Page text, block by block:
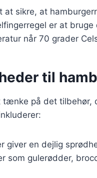
sikre, at
er at bruge
når 70 grader
til
tænke på det tilbehør,
giver en dejlig
som gulerødder,